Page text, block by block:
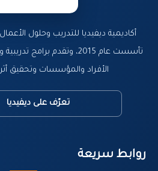
أكاديمية ديفيديا للتدريب وحلول
تأسست عام 2015، وتقدم برامج
الأفراد والمؤسسات وتحقيق
تعرّف على ديفيديا
روابط سريعة